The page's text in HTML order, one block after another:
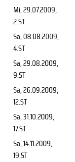
Mi, 29.07.2009,
2.ST
Sa, 08.08.2009,
4.ST
Sa, 29.08.2009,
9.ST
Sa, 26.09.2009,
12.ST
Sa, 31.10.2009,
17.ST
Sa, 14.11.2009,
19.ST